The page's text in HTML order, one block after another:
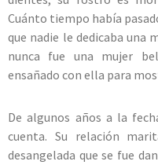
Cuánto tiempo había
que nadie le dedicaba una
nunca fue una mujer
ensañado con ella para
De algunos años a la
cuenta. Su relación
desangelada que se fue